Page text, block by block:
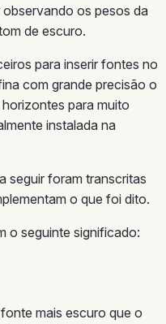
os pesos da
de escuro.
para inserir fontes no
com grande precisão o
para muito
instalada na
seguir foram transcritas
o que foi dito.
o seguinte significado:
mais escuro que o